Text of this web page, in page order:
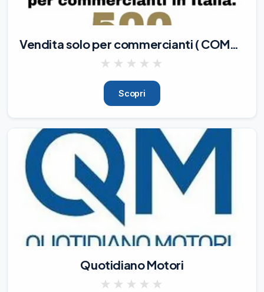
Vendita solo per commercianti ( COMPROSUBITOAUTO )
★ ★ ★ ★ ★
Scopri
Quotidiano Motori
★ ★ ★ ★ ★